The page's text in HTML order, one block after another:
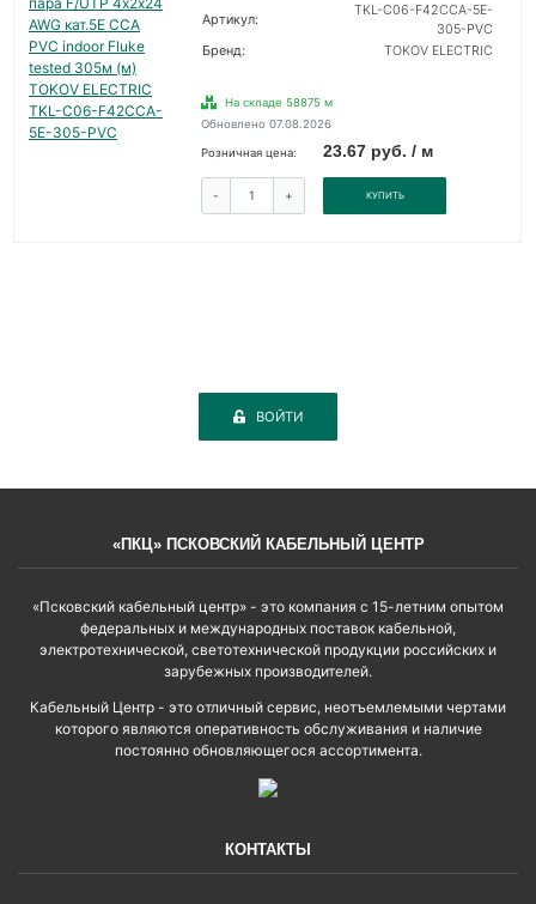
Артикул:
TKL-C06-F42CCA-5E-
305-PVC
Бренд:
TOKOV ELECTRIC
На складе 58875 м
Обновлено 07.08.2026
Розничная цена: 23.67 руб. / м
- + КУПИТЬ
ВОЙТИ
«ПКЦ» ПСКОВСКИЙ КАБЕЛЬНЫЙ ЦЕНТР
«Псковский кабельный центр» - это компания с 15-летним опытом
федеральных и международных поставок кабельной,
электротехнической, светотехнической продукции российских и
зарубежных производителей.
Кабельный Центр - это отличный сервис, неотъемлемыми чертами
которого являются оперативность обслуживания и наличие
постоянно обновляющегося ассортимента.
КОНТАКТЫ